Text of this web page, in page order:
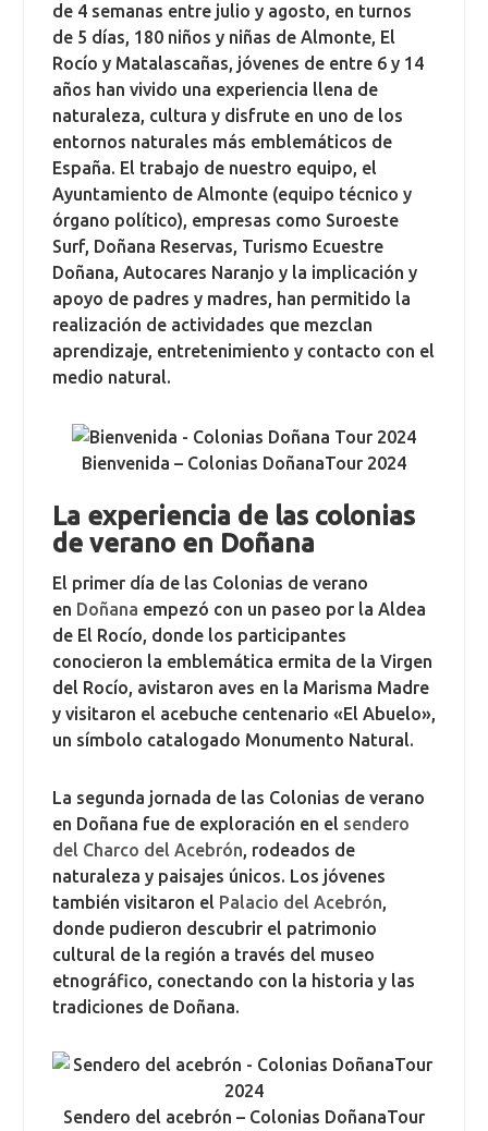
de 4 semanas entre julio y agosto, en turnos
de 5 días, 180 niños y niñas de Almonte, El
Rocío y Matalascañas, jóvenes de entre 6 y 14
años han vivido una experiencia llena de
naturaleza, cultura y disfrute en uno de los
entornos naturales más emblemáticos de
España. El trabajo de nuestro equipo, el
Ayuntamiento de Almonte (equipo técnico y
órgano político), empresas como Suroeste
Surf, Doñana Reservas, Turismo Ecuestre
Doñana, Autocares Naranjo y la implicación y
apoyo de padres y madres, han permitido la
realización de actividades que mezclan
aprendizaje, entretenimiento y contacto con el
medio natural.
Bienvenida – Colonias DoñanaTour 2024
La experiencia de las colonias
de verano en Doñana
El primer día de las Colonias de verano
en Doñana empezó con un paseo por la Aldea
de El Rocío, donde los participantes
conocieron la emblemática ermita de la Virgen
del Rocío, avistaron aves en la Marisma Madre
y visitaron el acebuche centenario «El Abuelo»,
un símbolo catalogado Monumento Natural.
La segunda jornada de las Colonias de verano
en Doñana fue de exploración en el sendero
del Charco del Acebrón, rodeados de
naturaleza y paisajes únicos. Los jóvenes
también visitaron el Palacio del Acebrón,
donde pudieron descubrir el patrimonio
cultural de la región a través del museo
etnográfico, conectando con la historia y las
tradiciones de Doñana.
Sendero del acebrón – Colonias DoñanaTour